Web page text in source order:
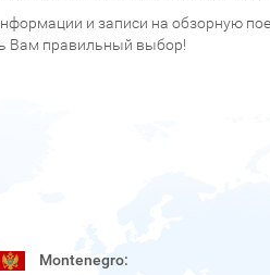
и записи на обзорную
Вам правильный выбор!
Montenegro: